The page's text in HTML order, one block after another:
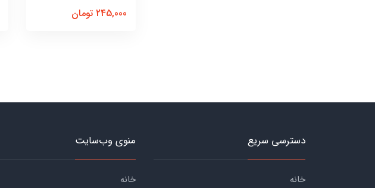
245,000 تومان
دسترسی سریع
خانه
منوی وب‌سایت
خانه